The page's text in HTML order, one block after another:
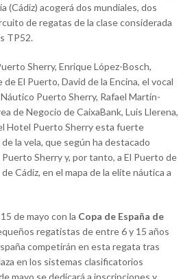
(Cádiz) acogerá dos mundiales, dos
de regatas de la clase considerada
TP52.
Sherry, Enrique López-Bosch,
de El Puerto, David de la Encina, el vocal
Puerto Sherry, Rafael Martín-
de Negocio de CaixaBank, Luis Llerena,
Hotel Puerto Sherry esta fuerte
la vela, que según ha destacado
Sherry y, por tanto, a El Puerto de
Cádiz, en el mapa de la elite náutica a
de mayo con la Copa de España de
regatistas de entre 6 y 15 años
competirán en esta regata tras
en los sistemas clasificatorios
mayo se dedicará a inscripciones y